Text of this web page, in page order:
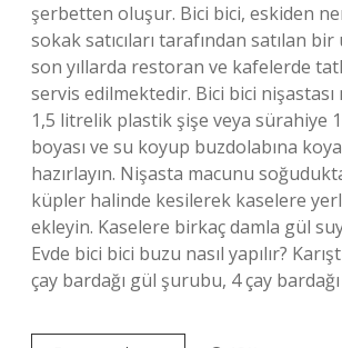
şerbetten oluşur. Bici bici, eskiden
sokak satıcıları tarafından satılan
son yıllarda restoran ve kafelerde
servis edilmektedir. Bici bici nişastası
1,5 litrelik plastik şişe veya sürahiye 1
boyası ve su koyup buzdolabına
hazırlayın. Nişasta macunu
küpler halinde kesilerek kaselere
ekleyin. Kaselere birkaç damla gül
Evde bici bici buzu nasıl yapılır?
çay bardağı gül şurubu, 4 çay